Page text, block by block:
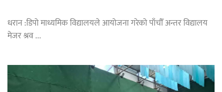
धरान :डिपो माध्यमिक विद्यालयले आयोजना गरेको पाँचौँ अन्तर विद्यालय
मेजर श्रव ...